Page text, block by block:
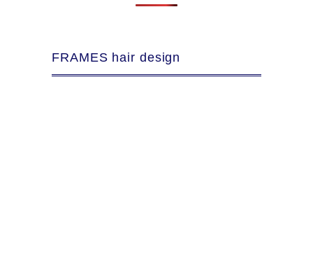
FRAMES hair design